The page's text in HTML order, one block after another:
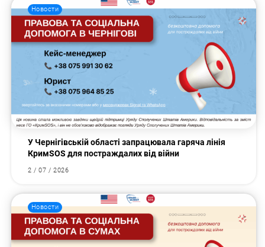
Новости
У Чернігівській області запрацювала гаряча лінія
КримSOS для постраждалих від війни
2 / 07 / 2026
Новости